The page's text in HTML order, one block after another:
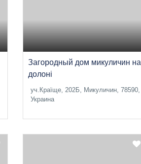
Загородный дом микуличин на
долоні
уч.Країще, 202Б, Микуличин, 78590,
Украина